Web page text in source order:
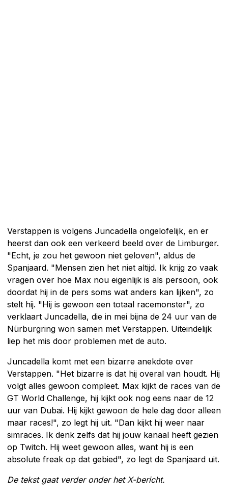
Verstappen is volgens Juncadella ongelofelijk, en er
heerst dan ook een verkeerd beeld over de Limburger.
"Echt, je zou het gewoon niet geloven", aldus de
Spanjaard. "Mensen zien het niet altijd. Ik krijg zo vaak
vragen over hoe Max nou eigenlijk is als persoon, ook
doordat hij in de pers soms wat anders kan lijken", zo
stelt hij. "Hij is gewoon een totaal racemonster", zo
verklaart Juncadella, die in mei bijna de 24 uur van de
Nürburgring won samen met Verstappen. Uiteindelijk
liep het mis door problemen met de auto.
Juncadella komt met een bizarre anekdote over
Verstappen. "Het bizarre is dat hij overal van houdt. Hij
volgt alles gewoon compleet. Max kijkt de races van de
GT World Challenge, hij kijkt ook nog eens naar de 12
uur van Dubai. Hij kijkt gewoon de hele dag door alleen
maar races!", zo legt hij uit. "Dan kijkt hij weer naar
simraces. Ik denk zelfs dat hij jouw kanaal heeft gezien
op Twitch. Hij weet gewoon alles, want hij is een
absolute freak op dat gebied", zo legt de Spanjaard uit.
De tekst gaat verder onder het X-bericht.